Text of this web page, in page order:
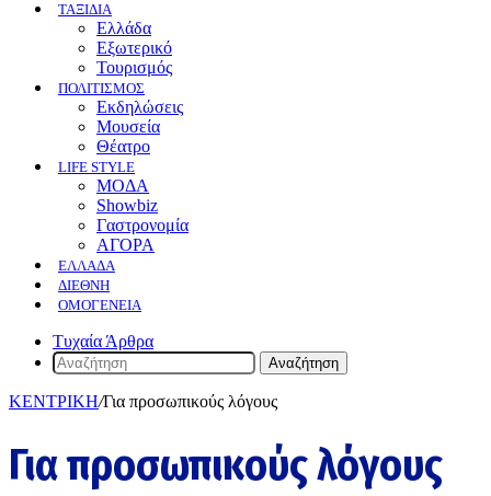
ΤΑΞΙΔΙΑ
Ελλάδα
Εξωτερικό
Τουρισμός
ΠΟΛΙΤΙΣΜΟΣ
Eκδηλώσεις
Mουσεία
Θέατρο
LIFE STYLE
ΜΟΔΑ
Showbiz
Γαστρονομία
ΑΓΟΡΑ
ΕΛΛΆΔΑ
ΔΙΕΘΝΉ
ΟΜΟΓΈΝΕΙΑ
Τυχαία Άρθρα
Αναζήτηση
ΚΕΝΤΡΙΚΗ/Για προσωπικούς λόγους
Για προσωπικούς λόγους